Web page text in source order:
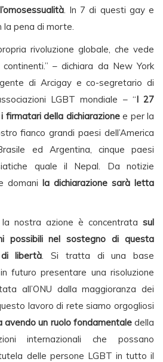
. In 7 di questi gay e
la pena di morte.
rivoluzione globale, che vede
– dichiara da New York
di Arcigay e co-segretario di
LGBT mondiale – “I 27
firmatari della dichiarazionee per la
fianco grandi paesi dell’America
ed Argentina, cinque paesi
quale il Nepal. Da notizie
domani la dichiarazione sarà letta
nostra azione è concentrata sul
possibili nel sostegno di questa
libertà. Si tratta di una base
futuro presentare una risoluzione
all’ONU dalla maggioranza dei
lavoro di rete siamo orgogliosi
avendo un ruolo fondamentaledella
internazionali che possano
delle persone LGBT in tutto il